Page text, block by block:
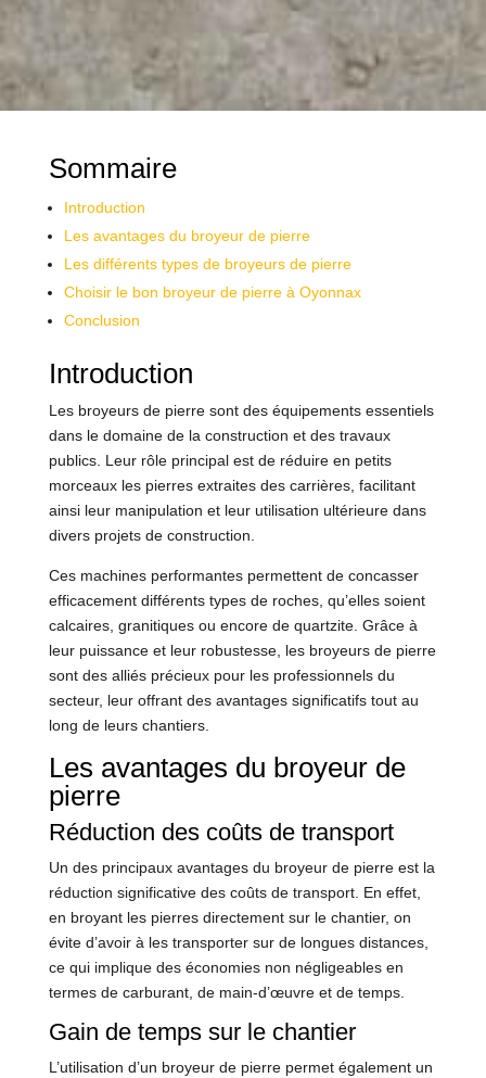
Sommaire
Introduction
Les avantages du broyeur de pierre
Les différents types de broyeurs de pierre
Choisir le bon broyeur de pierre à Oyonnax
Conclusion
Introduction
Les broyeurs de pierre sont des équipements essentiels
dans le domaine de la construction et des travaux
publics. Leur rôle principal est de réduire en petits
morceaux les pierres extraites des carrières, facilitant
ainsi leur manipulation et leur utilisation ultérieure dans
divers projets de construction.
Ces machines performantes permettent de concasser
efficacement différents types de roches, qu’elles soient
calcaires, granitiques ou encore de quartzite. Grâce à
leur puissance et leur robustesse, les broyeurs de pierre
sont des alliés précieux pour les professionnels du
secteur, leur offrant des avantages significatifs tout au
long de leurs chantiers.
Les avantages du broyeur de
pierre
Réduction des coûts de transport
Un des principaux avantages du broyeur de pierre est la
réduction significative des coûts de transport. En effet,
en broyant les pierres directement sur le chantier, on
évite d’avoir à les transporter sur de longues distances,
ce qui implique des économies non négligeables en
termes de carburant, de main-d’œuvre et de temps.
Gain de temps sur le chantier
L’utilisation d’un broyeur de pierre permet également un